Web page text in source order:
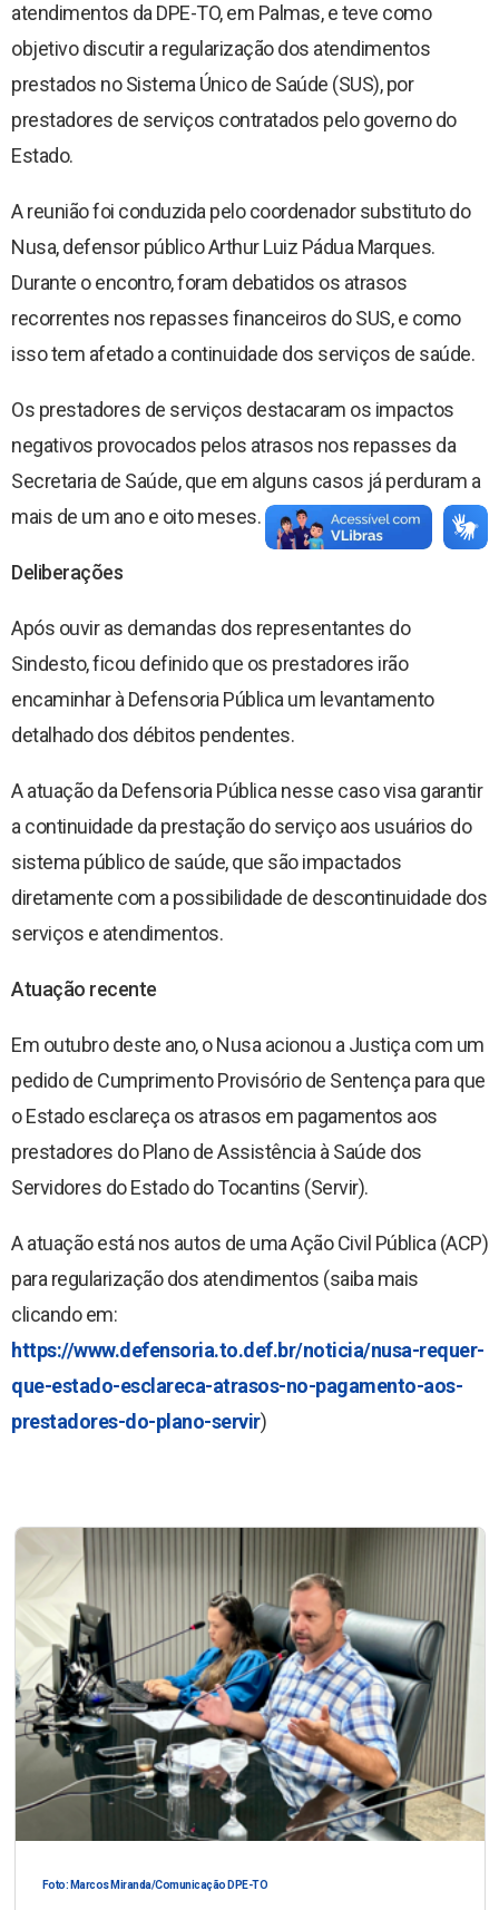
atendimentos da DPE-TO, em Palmas, e teve como
objetivo discutir a regularização dos atendimentos
prestados no Sistema Único de Saúde (SUS), por
prestadores de serviços contratados pelo governo do
Estado.
A reunião foi conduzida pelo coordenador substituto do
Nusa, defensor público Arthur Luiz Pádua Marques.
Durante o encontro, foram debatidos os atrasos
recorrentes nos repasses financeiros do SUS, e como
isso tem afetado a continuidade dos serviços de saúde.
Os prestadores de serviços destacaram os impactos
negativos provocados pelos atrasos nos repasses da
Secretaria de Saúde, que em alguns casos já perduram a
mais de um ano e oito meses.
Deliberações
Após ouvir as demandas dos representantes do
Sindesto, ficou definido que os prestadores irão
encaminhar à Defensoria Pública um levantamento
detalhado dos débitos pendentes.
A atuação da Defensoria Pública nesse caso visa garantir
a continuidade da prestação do serviço aos usuários do
sistema público de saúde, que são impactados
diretamente com a possibilidade de descontinuidade dos
serviços e atendimentos.
Atuação recente
Em outubro deste ano, o Nusa acionou a Justiça com um
pedido de Cumprimento Provisório de Sentença para que
o Estado esclareça os atrasos em pagamentos aos
prestadores do Plano de Assistência à Saúde dos
Servidores do Estado do Tocantins (Servir).
A atuação está nos autos de uma Ação Civil Pública (ACP)
para regularização dos atendimentos (saiba mais
clicando em:
https://www.defensoria.to.def.br/noticia/nusa-requer-
que-estado-esclareca-atrasos-no-pagamento-aos-
prestadores-do-plano-servir)
Foto: Marcos Miranda/Comunicação DPE-TO